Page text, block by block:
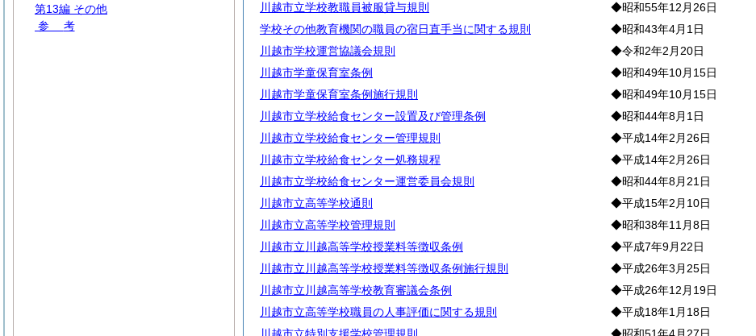
川越市立学校教職員被服貸与規則
◆昭和55年12月26日
学校その他教育機関の職員の宿日直手当に関する規則
◆昭和43年4月1日
川越市学校運営協議会規則
◆令和2年2月20日
川越市学童保育室条例
◆昭和49年10月15日
川越市学童保育室条例施行規則
◆昭和49年10月15日
川越市立学校給食センター設置及び管理条例
◆昭和44年8月1日
川越市立学校給食センター管理規則
◆平成14年2月26日
川越市立学校給食センター処務規程
◆平成14年2月26日
川越市立学校給食センター運営委員会規則
◆昭和44年8月21日
川越市立高等学校通則
◆平成15年2月10日
川越市立高等学校管理規則
◆昭和38年11月8日
川越市立川越高等学校授業料等徴収条例
◆平成7年9月22日
川越市立川越高等学校授業料等徴収条例施行規則
◆平成26年3月25日
川越市立川越高等学校教育審議会条例
◆平成26年12月19日
川越市立高等学校職員の人事評価に関する規則
◆平成18年1月18日
第13編 その他
参 考